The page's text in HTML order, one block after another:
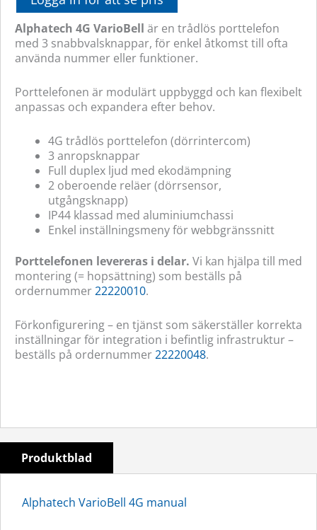
Alphatech 4G VarioBell är en trådlös porttelefon
med 3 snabbvalsknappar, för enkel åtkomst till ofta
använda nummer eller funktioner.
Porttelefonen är modulärt uppbyggd och kan flexibelt
anpassas och expandera efter behov.
4G trådlös porttelefon (dörrintercom)
3 anropsknappar
Full duplex ljud med ekodämpning
2 oberoende reläer (dörrsensor,
utgångsknapp)
IP44 klassad med aluminiumchassi
Enkel inställningsmeny för webbgränssnitt
Porttelefonen levereras i delar. Vi kan hjälpa till med
montering (= hopsättning) som beställs på
ordernummer22220010.
Förkonfigurering – en tjänst som säkerställer korrekta
inställningar för integration i befintlig infrastruktur –
beställs på ordernummer22220048.
Produktblad
Alphatech VarioBell 4G manual